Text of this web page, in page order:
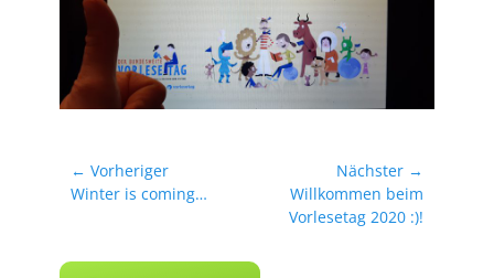
Beitragsnavigation
← Vorheriger
Vorheriger
Winter is coming…
Nächster →
Nächster
Beitrag:
Willkommen beim
Vorlesetag 2020 :)!